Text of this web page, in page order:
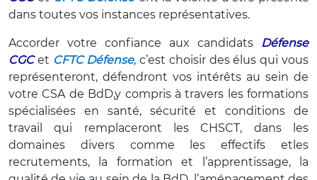
dans toutes vos instances représentatives.
Accorder votre confiance aux candidats Défense
CGCet CFTC Défense, c’est choisir des élus qui vous
représenteront, défendront vos intérêts au sein de
votre CSA de BdD,y compris à travers les formations
spécialisées en santé, sécurité et conditions de
travail qui remplaceront les CHSCT, dans les
domaines divers comme les effectifs etles
recrutements, la formation et l’apprentissage, la